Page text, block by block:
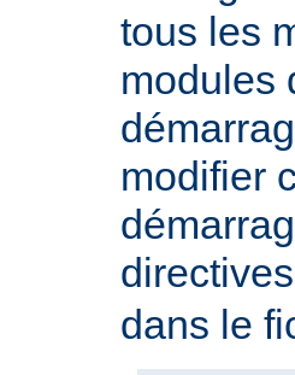
tous les
modules
modifier
directives
dans le